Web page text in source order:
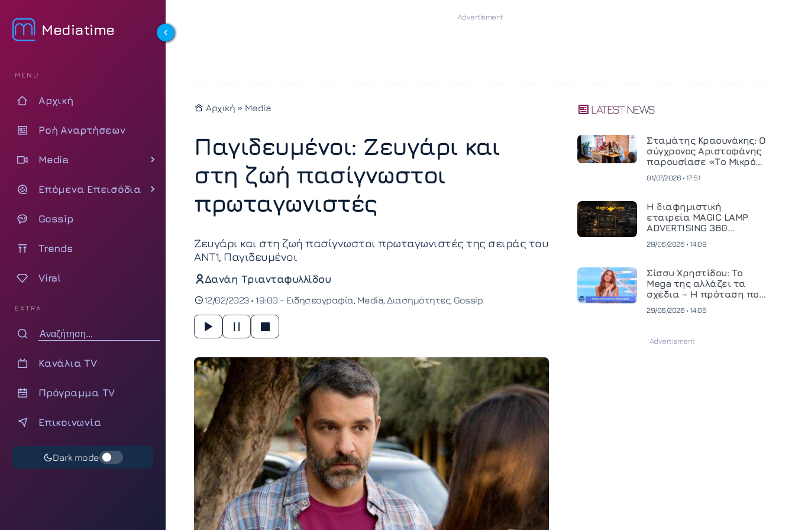
Mediatime
MENU
Αρχική
Ροή Αναρτήσεων
Media
Επόμενα Επεισόδια
Gossip
Trends
Viral
EXTRA
Κανάλια TV
Πρόγραμμα TV
Επικοινωνία
Dark mode
Αρχική » Media
Παγιδευμένοι: Ζευγάρι και
στη ζωή πασίγνωστοι
πρωταγωνιστές
Ζευγάρι και στη ζωή πασίγνωστοι πρωταγωνιστές της σειράς του
ΑΝΤ1, Παγιδευμένοι
Δανάη Τριανταφυλλίδου
12/02/2023 • 19:00 - Ειδησεογραφία Media Διασημότητες Gossip
LATEST NEWS
Σταμάτης Κραουνάκης: Ο
σύγχρονος Αριστοφάνης
παρουσίασε «Το Μικρό
01/07/2026 • 17:51
Η διαφημιστική
εταιρεία MAGIC LAMP
ADVERTISING 360
κινηματογραφική
και ανεβάζει τον πήχη
στην παραγωγή
οπτικοακουστικού
περιεχομένου
29/06/2026 • 14:09
Σίσσυ Χρηστίδου: Το
Mega της αλλάζει τα
σχέδια – Η πρόταση που
29/06/2026 • 14:05